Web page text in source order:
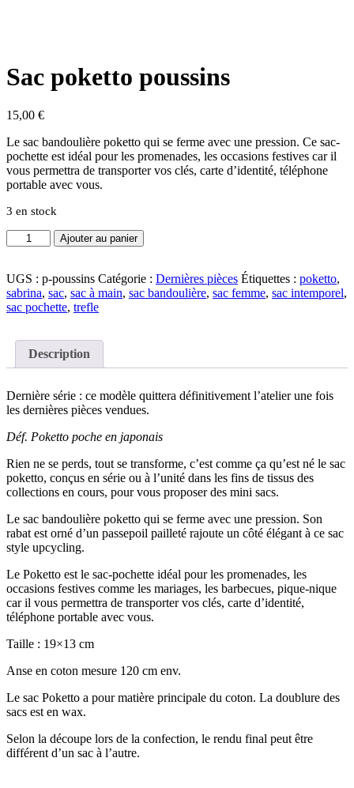
Sac poketto poussins
15,00 €
Le sac bandoulière poketto qui se ferme avec une pression. Ce sac-
pochette est idéal pour les promenades, les occasions festives car il
vous permettra de transporter vos clés, carte d’identité, téléphone
portable avec vous.
3 en stock
quantité
de
poketto
poussins
Ajouter au panier
UGS : p-poussins Catégorie : Dernières pièces Étiquettes : poketto,
sabrina, sac, sac à main, sac bandoulière, sac femme, sac intemporel,
sac pochette, trefle
Description
Dernière série : ce modèle quittera définitivement l’atelier une fois
les dernières pièces vendues.
Déf. Poketto poche en japonais
Rien ne se perds, tout se transforme, c’est comme ça qu’est né le sac
poketto, conçus en série ou à l’unité dans les fins de tissus des
collections en cours, pour vous proposer des mini sacs.
Le sac bandoulière poketto qui se ferme avec une pression. Son
rabat est orné d’un passepoil pailleté rajoute un côté élégant à ce sac
style upcycling.
Le Poketto est le sac-pochette idéal pour les promenades, les
occasions festives comme les mariages, les barbecues, pique-nique
car il vous permettra de transporter vos clés, carte d’identité,
téléphone portable avec vous.
Taille : 19×13 cm
Anse en coton mesure 120 cm env.
Le sac Poketto a pour matière principale du coton. La doublure des
sacs est en wax.
Selon la découpe lors de la confection, le rendu final peut être
différent d’un sac à l’autre.